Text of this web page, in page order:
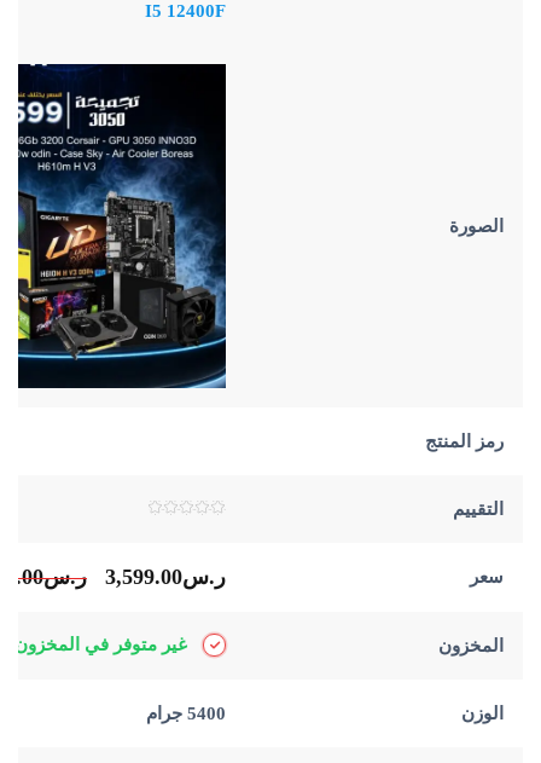
I5 12400F
الصورة
رمز المنتج
التقييم
من
سعر ر.س ر.س3,599.00
المخزون غير متوفر في المخزون
الوزن 5400 جرام